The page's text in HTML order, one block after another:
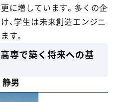
に増しています。多くの企
、学生は未来創造エンジニ
す。
専で築く将来への基
男